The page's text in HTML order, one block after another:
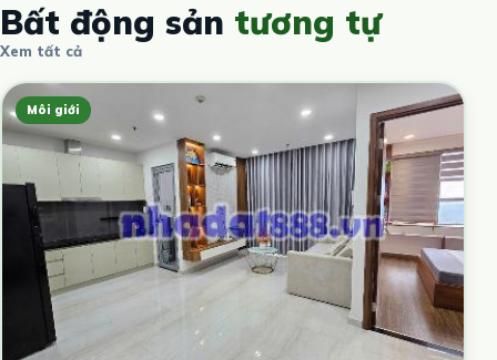
Bất động sản tương tự
Xem tất cả
Môi giới